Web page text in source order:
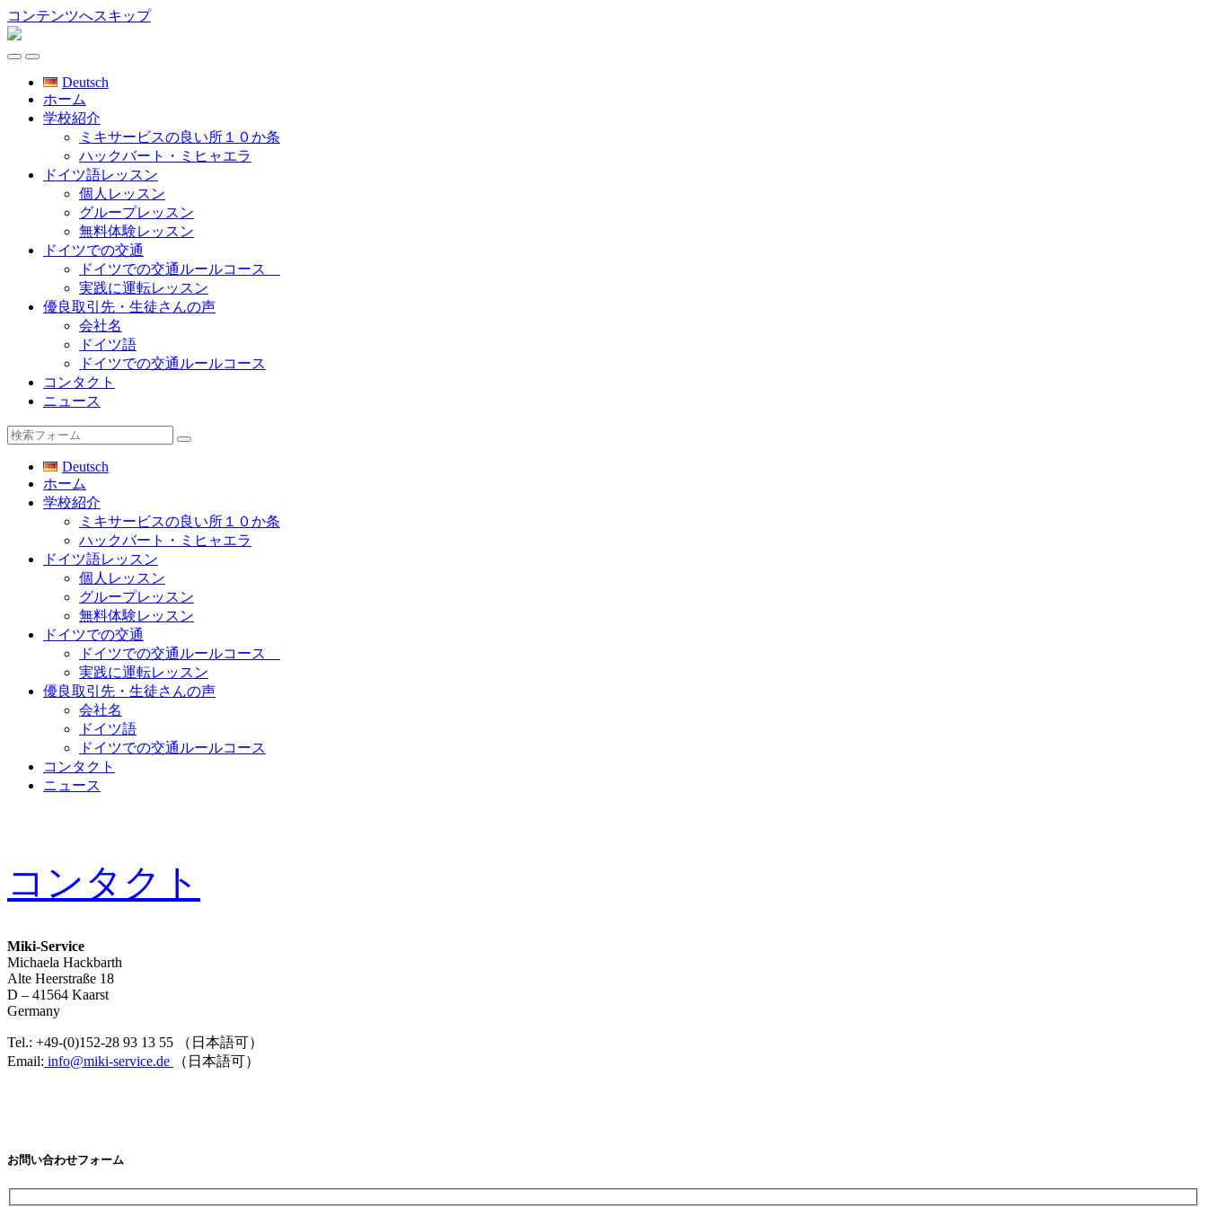
コンテンツへスキップ
ミ
キ
ー
Toggle
mobile
menu
Toggle
the
search
field
Deutsch
ホーム
学校紹介
ミキサービスの良い所１０か条
ハックバート・ミヒャエラ
ドイツ語レッスン
個人レッスン
グループレッスン
無料体験レッスン
ドイツでの交通
ドイツでの交通ルールコース
実践に運転レッスン
優良取引先・生徒さんの声
会社名
ドイツ語
ドイツでの交通ルールコース
コンタクト
ニュース
検
Deutsch
ホーム
学校紹介
ミキサービスの良い所１０か条
ハックバート・ミヒャエラ
ドイツ語レッスン
個人レッスン
グループレッスン
無料体験レッスン
ドイツでの交通
ドイツでの交通ルールコース
実践に運転レッスン
優良取引先・生徒さんの声
会社名
ドイツ語
ドイツでの交通ルールコース
コンタクト
ニュース
コンタクト
Miki-Service
Michaela Hackbarth
Alte Heerstraße 18
D – 41564 Kaarst
Germany
Tel.: +49-(0)152-28 93 13 55 （日本語可）
Email: info@miki-service.de （日本語可）
お問い合わせフォーム